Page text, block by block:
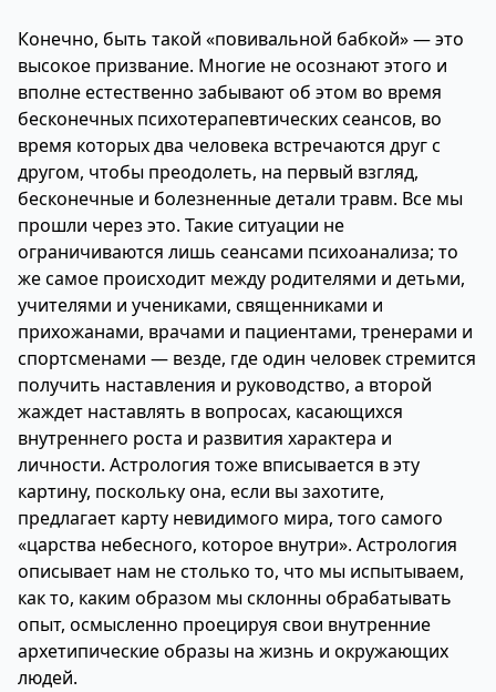
Конечно, быть такой «повивальной бабкой» — это
высокое призвание. Многие не осознают этого и
вполне естественно забывают об этом во время
бесконечных психотерапевтических сеансов, во
время которых два человека встречаются друг с
другом, чтобы преодолеть, на первый взгляд,
бесконечные и болезненные детали травм. Все мы
прошли через это. Такие ситуации не
ограничиваются лишь сеансами психоанализа; то
же самое происходит между родителями и детьми,
учителями и учениками, священниками и
прихожанами, врачами и пациентами, тренерами и
спортсменами — везде, где один человек стремится
получить наставления и руководство, а второй
жаждет наставлять в вопросах, касающихся
внутреннего роста и развития характера и
личности. Астрология тоже вписывается в эту
картину, поскольку она, если вы захотите,
предлагает карту невидимого мира, того самого
«царства небесного, которое внутри». Астрология
описывает нам не столько то, что мы испытываем,
как то, каким образом мы склонны обрабатывать
опыт, осмысленно проецируя свои внутренние
архетипические образы на жизнь и окружающих
людей.